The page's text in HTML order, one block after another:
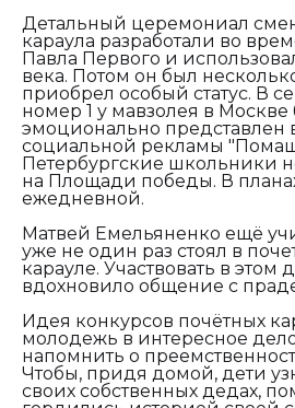
Детальный церемониал
караула разработали во
Павла Первого и
века. Потом он был
приобрел особый статус. В
номер 1 у мавзолея в Москве
эмоционально представлен
социальной рекламы
Петербургские школьники
на Площади победы. В
ежедневной.
Матвей Емельяненко ещё
уже не один раз стоял в
карауле. Участвовать в этом
вдохновило общение с
Идея конкурсов почётных
молодежь в интересное
напомнить о
Чтобы, придя домой, дети
своих собственных дедах,